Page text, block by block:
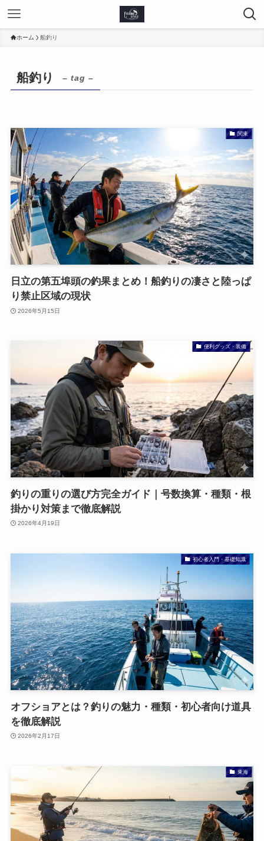
ホーム 船釣り
船釣り – tag –
関東
日立の第五埠頭の釣果まとめ！船釣りの凄さと陸っぱ
り禁止区域の現状
2026年5月15日
便利グッズ・装備
釣りの重りの選び方完全ガイド｜号数換算・種類・根
掛かり対策まで徹底解説
2026年4月19日
初心者入門・基礎知識
オフショアとは？釣りの魅力・種類・初心者向け道具
を徹底解説
2026年2月17日
東海